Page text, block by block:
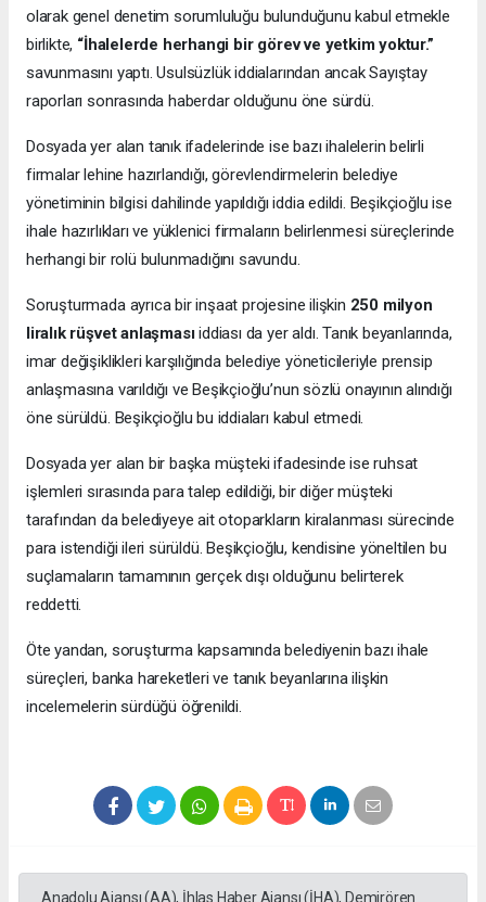
olarak genel denetim sorumluluğu bulunduğunu kabul etmekle
birlikte, “İhalelerde herhangi bir görev ve yetkim yoktur.”
savunmasını yaptı. Usulsüzlük iddialarından ancak Sayıştay
raporları sonrasında haberdar olduğunu öne sürdü.
Dosyada yer alan tanık ifadelerinde ise bazı ihalelerin belirli
firmalar lehine hazırlandığı, görevlendirmelerin belediye
yönetiminin bilgisi dahilinde yapıldığı iddia edildi. Beşikçioğlu ise
ihale hazırlıkları ve yüklenici firmaların belirlenmesi süreçlerinde
herhangi bir rolü bulunmadığını savundu.
Soruşturmada ayrıca bir inşaat projesine ilişkin 250 milyon
liralık rüşvet anlaşmasıiddiası da yer aldı. Tanık beyanlarında,
imar değişiklikleri karşılığında belediye yöneticileriyle prensip
anlaşmasına varıldığı ve Beşikçioğlu’nun sözlü onayının alındığı
öne sürüldü. Beşikçioğlu bu iddiaları kabul etmedi.
Dosyada yer alan bir başka müşteki ifadesinde ise ruhsat
işlemleri sırasında para talep edildiği, bir diğer müşteki
tarafından da belediyeye ait otoparkların kiralanması sürecinde
para istendiği ileri sürüldü. Beşikçioğlu, kendisine yöneltilen bu
suçlamaların tamamının gerçek dışı olduğunu belirterek
reddetti.
Öte yandan, soruşturma kapsamında belediyenin bazı ihale
süreçleri, banka hareketleri ve tanık beyanlarına ilişkin
incelemelerin sürdüğü öğrenildi.
Anadolu Ajansı (AA), İhlas Haber Ajansı (İHA), Demirören